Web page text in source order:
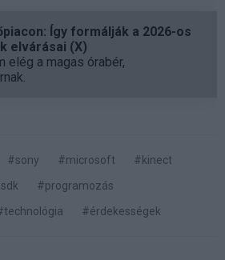
Így formálják a 2026-os
elvárásai (X)
elég a magas órabér,
#sony #microsoft
#kinect
#programozás
#érdekességek